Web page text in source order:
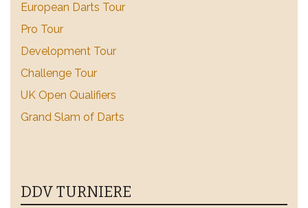
European Darts Tour
Pro Tour
Development Tour
Challenge Tour
UK Open Qualifiers
Grand Slam of Darts
DDV TURNIERE